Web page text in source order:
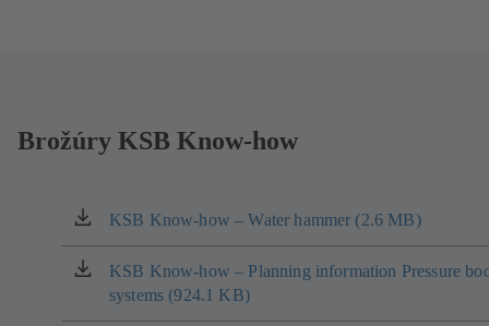
Brožúry KSB Know-how
KSB Know-how – Water hammer (2.6 MB)
(otvára
sa
v
novom
KSB Know-how – Planning information Pressure
systems (924.1 KB)
(otvára
sa
v